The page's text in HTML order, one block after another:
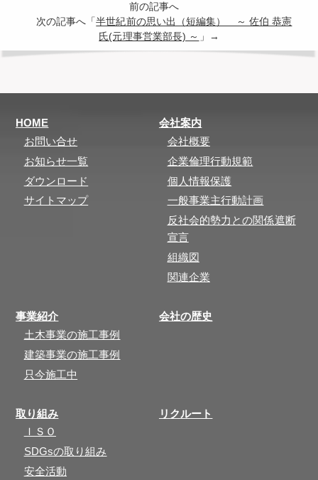
前の記事へ
次の記事へ「半世紀前の思い出（短編集） ～ 佐伯 恭憲
氏(元理事営業部長) ～ 」→
HOME
お問い合せ
お知らせ一覧
ダウンロード
サイトマップ
会社案内
会社概要
企業倫理行動規範
個人情報保護
一般事業主行動計画
反社会的勢力との関係遮断
宣言
組織図
関連企業
事業紹介
土木事業の施工事例
建築事業の施工事例
只今施工中
会社の歴史
取り組み
ＩＳＯ
SDGsの取り組み
安全活動
リクルート